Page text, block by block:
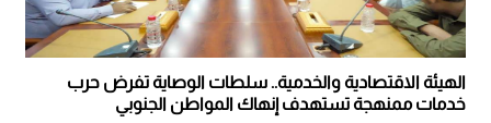
الهيئة الاقتصادية والخدمية.. سلطات الوصاية تفرض حرب
خدمات ممنهجة تستهدف إنهاك المواطن الجنوبي